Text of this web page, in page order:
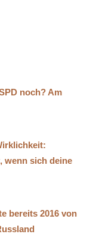
noch? Am
wenn sich deine
bereits 2016 von